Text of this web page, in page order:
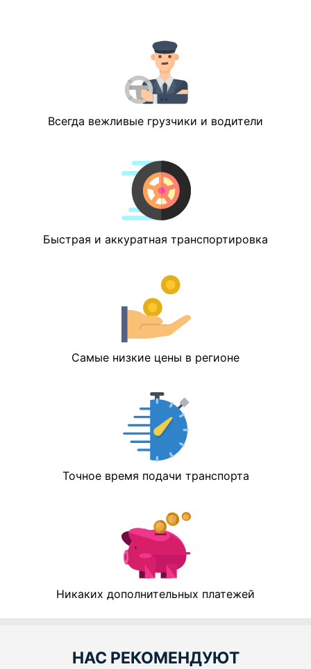
Всегда вежливые грузчики и водители
Быстрая и аккуратная транспортировка
Самые низкие цены в регионе
Точное время подачи транспорта
Никаких дополнительных платежей
НАС РЕКОМЕНДУЮТ